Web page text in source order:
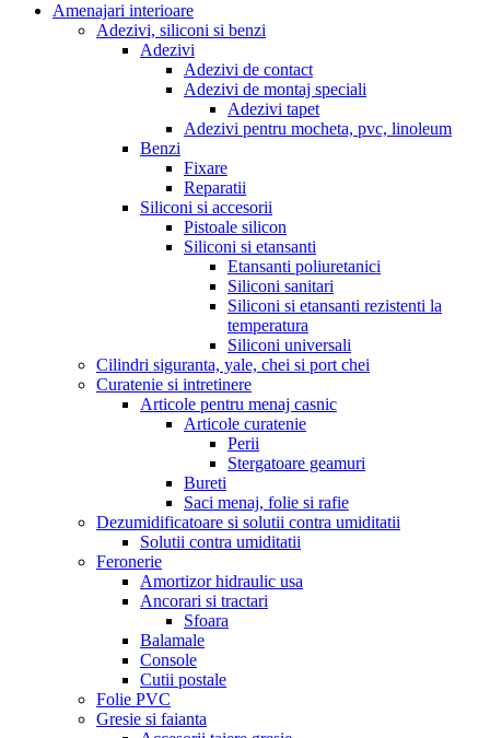
Amenajari interioare
Adezivi, siliconi si benzi
Adezivi
Adezivi de contact
Adezivi de montaj speciali
Adezivi tapet
Adezivi pentru mocheta, pvc, linoleum
Benzi
Fixare
Reparatii
Siliconi si accesorii
Pistoale silicon
Siliconi si etansanti
Etansanti poliuretanici
Siliconi sanitari
Siliconi si etansanti rezistenti la
temperatura
Siliconi universali
Cilindri siguranta, yale, chei si port chei
Curatenie si intretinere
Articole pentru menaj casnic
Articole curatenie
Perii
Stergatoare geamuri
Bureti
Saci menaj, folie si rafie
Dezumidificatoare si solutii contra umiditatii
Solutii contra umiditatii
Feronerie
Amortizor hidraulic usa
Ancorari si tractari
Sfoara
Balamale
Console
Cutii postale
Folie PVC
Gresie si faianta